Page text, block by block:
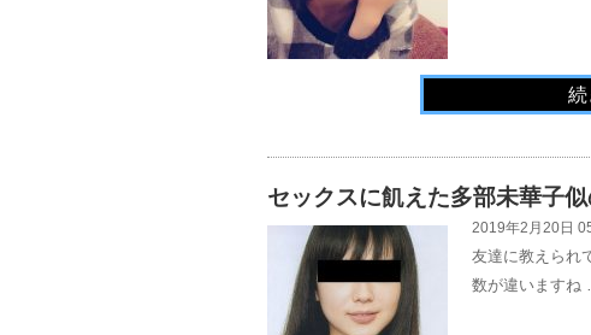
続
セックスに飢えた多部未華子
2019年2月20日
友達に教えられ
数が違いますね